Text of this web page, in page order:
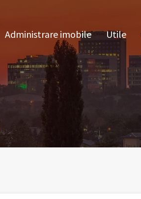
Administrare imobile Utile